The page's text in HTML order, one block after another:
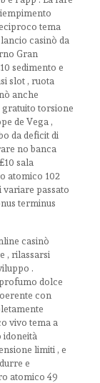
tema
casinò da
Gran
sedimento e
slot , ruota
anche
torsione
de Vega ,
da deficit di
no banca
sala
atomico 102
variare passato
terminus
casinò
, rilassarsi
.
dolce
con
vivo tema a
limiti , e
e
atomico 49